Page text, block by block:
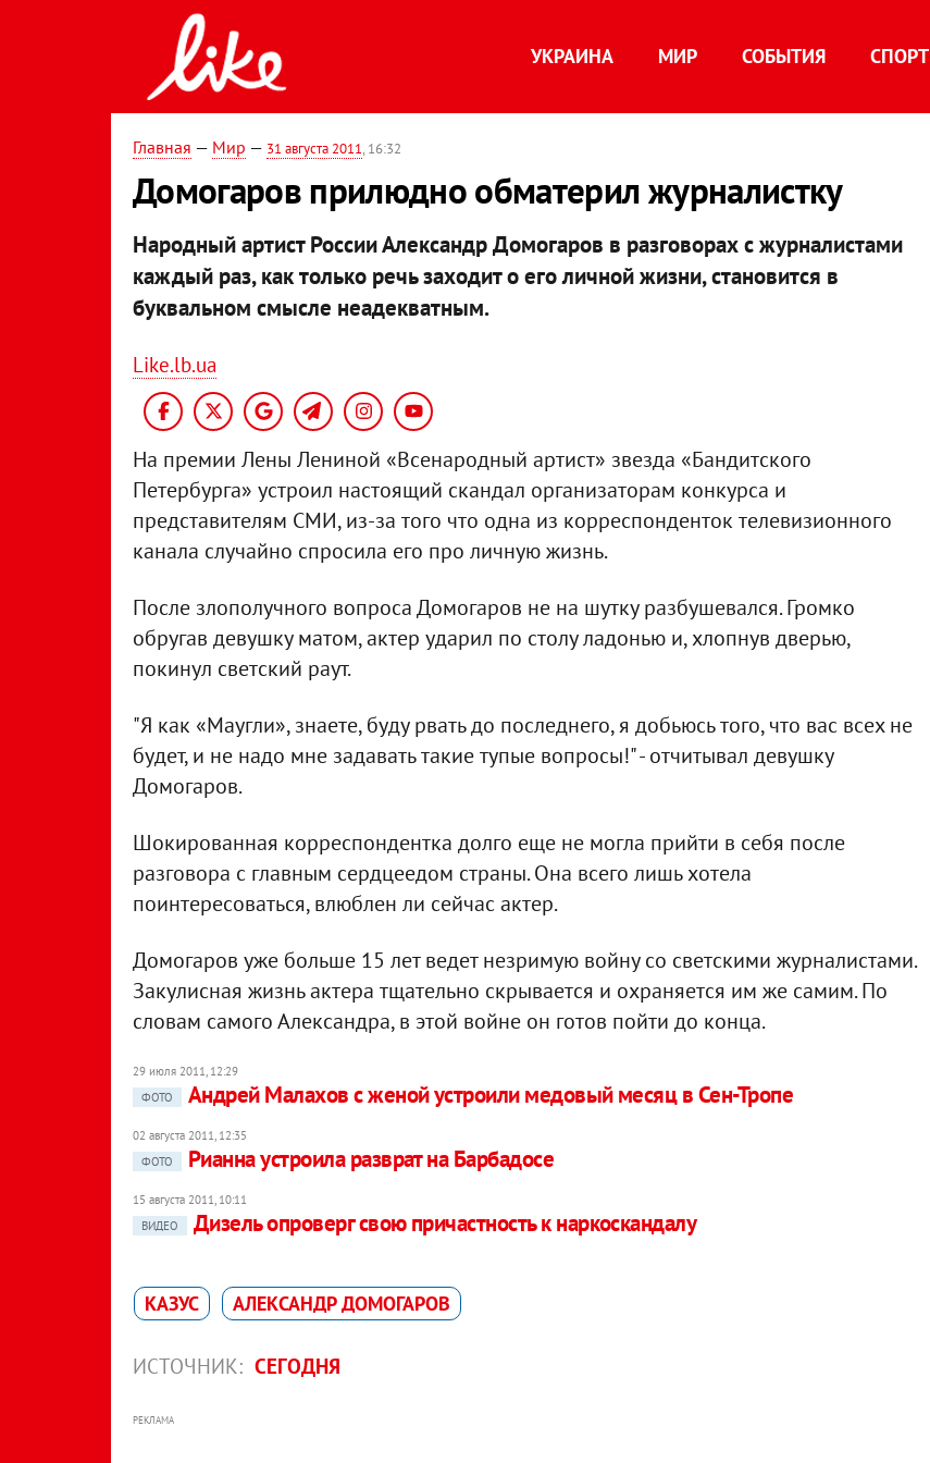
УКРАИНА МИР СОБЫТИЯ СПОРТ
Главная — Мир — 31 августа 2011, 16:32
Домогаров прилюдно обматерил журналистку
Народный артист России Александр Домогаров в разговорах с журналистами
каждый раз, как только речь заходит о его личной жизни, становится в
буквальном смысле неадекватным.
Like.lb.ua
На премии Лены Лениной «Всенародный артист» звезда «Бандитского
Петербурга» устроил настоящий скандал организаторам конкурса и
представителям СМИ, из-за того что одна из корреспонденток телевизионного
канала случайно спросила его про личную жизнь.
После злополучного вопроса Домогаров не на шутку разбушевался. Громко
обругав девушку матом, актер ударил по столу ладонью и, хлопнув дверью,
покинул светский раут.
"Я как «Маугли», знаете, буду рвать до последнего, я добьюсь того, что вас всех не
будет, и не надо мне задавать такие тупые вопросы!" - отчитывал девушку
Домогаров.
Шокированная корреспондентка долго еще не могла прийти в себя после
разговора с главным сердцеедом страны. Она всего лишь хотела
поинтересоваться, влюблен ли сейчас актер.
Домогаров уже больше 15 лет ведет незримую войну со светскими журналистами.
Закулисная жизнь актера тщательно скрывается и охраняется им же самим. По
словам самого Александра, в этой войне он готов пойти до конца.
29 июля 2011, 12:29
ФОТО
Андрей Малахов с женой устроили медовый месяц в Сен-Тропе
02 августа 2011, 12:35
ФОТО
Рианна устроила разврат на Барбадосе
15 августа 2011, 10:11
ВИДЕО
Дизель опроверг свою причастность к наркоскандалу
КАЗУС АЛЕКСАНДР ДОМОГАРОВ
ИСТОЧНИК: СЕГОДНЯ
РЕКЛАМА